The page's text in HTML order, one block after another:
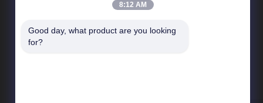
त्वरित सम्पक
8:12 AM
Good day, what product are you looking
for?